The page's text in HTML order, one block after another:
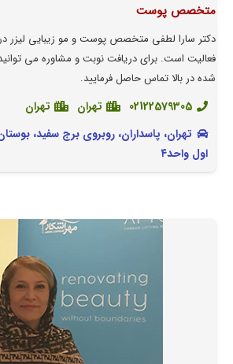
متخصص پوست
دکتر سارا لطفی متخصص پوست و مو زیبایی لیزر
فعالیت است. برای دریافت نوبت و مشاوره می
شده در بالا تماس حاصل فرمایید.
02122579305 تهران
تهران
اول واحد۴